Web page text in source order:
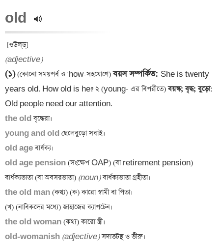
old
(adjective)
(১) (কোনো সময়পর্ব ও 'how-সহযোগে) বয়স সম্পর্কিত: She is twenty
years old. How old is he? ২ (young- এর বিপরীতে) বয়স্ক; বৃদ্ধ; বুড়ো:
the old
young and old
old age
old age pension (সংক্ষেপ OAP) (বা retirement pension)
বার্ধক্যভাতা (বা অবসরভাতা) (noun)
the old man (কথ্য) (ক) কারো স্বামী বা পিতা।
the old woman
old-womanish (adjective)